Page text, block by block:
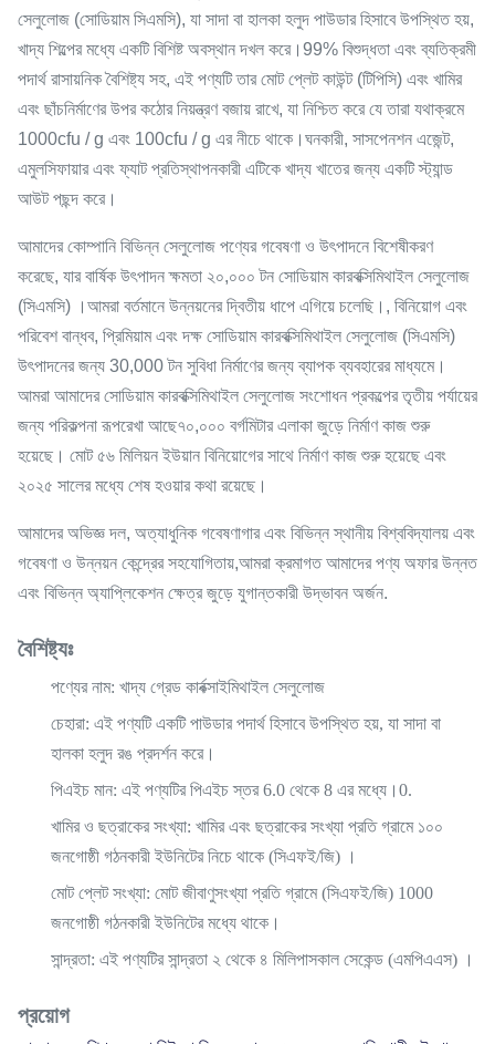
সেলুলোজ (সোডিয়াম সিএমসি), যা সাদা বা হালকা হলুদ পাউডার হিসাবে উপস্থিত হয়,
খাদ্য শিল্পের মধ্যে একটি বিশিষ্ট অবস্থান দখল করে।99% বিশুদ্ধতা এবং ব্যতিক্রমী
পদার্থ রাসায়নিক বৈশিষ্ট্য সহ, এই পণ্যটি তার মোট প্লেট কাউন্ট (টিপিসি) এবং খামির
এবং ছাঁচনির্মাণের উপর কঠোর নিয়ন্ত্রণ বজায় রাখে, যা নিশ্চিত করে যে তারা যথাক্রমে
1000cfu / g এবং 100cfu / g এর নীচে থাকে।ঘনকারী, সাসপেনশন এজেন্ট,
এমুলসিফায়ার এবং ফ্যাট প্রতিস্থাপনকারী এটিকে খাদ্য খাতের জন্য একটি স্ট্যান্ড
আউট পছন্দ করে।
আমাদের কোম্পানি বিভিন্ন সেলুলোজ পণ্যের গবেষণা ও উৎপাদনে বিশেষীকরণ
করেছে, যার বার্ষিক উৎপাদন ক্ষমতা ২০,০০০ টন সোডিয়াম কারবক্সিমিথাইল সেলুলোজ
(সিএমসি) ।আমরা বর্তমানে উন্নয়নের দ্বিতীয় ধাপে এগিয়ে চলেছি।, বিনিয়োগ এবং
পরিবেশ বান্ধব, প্রিমিয়াম এবং দক্ষ সোডিয়াম কারবক্সিমিথাইল সেলুলোজ (সিএমসি)
উৎপাদনের জন্য 30,000 টন সুবিধা নির্মাণের জন্য ব্যাপক ব্যবহারের মাধ্যমে।
আমরা আমাদের সোডিয়াম কারবক্সিমিথাইল সেলুলোজ সংশোধন প্রকল্পের তৃতীয় পর্যায়ের
জন্য পরিকল্পনা রূপরেখা আছে৭০,০০০ বর্গমিটার এলাকা জুড়ে নির্মাণ কাজ শুরু
হয়েছে। মোট ৫৬ মিলিয়ন ইউয়ান বিনিয়োগের সাথে নির্মাণ কাজ শুরু হয়েছে এবং
২০২৫ সালের মধ্যে শেষ হওয়ার কথা রয়েছে।
আমাদের অভিজ্ঞ দল, অত্যাধুনিক গবেষণাগার এবং বিভিন্ন স্থানীয় বিশ্ববিদ্যালয় এবং
গবেষণা ও উন্নয়ন কেন্দ্রের সহযোগিতায়,আমরা ক্রমাগত আমাদের পণ্য অফার উন্নত
এবং বিভিন্ন অ্যাপ্লিকেশন ক্ষেত্র জুড়ে যুগান্তকারী উদ্ভাবন অর্জন.
বৈশিষ্ট্যঃ
পণ্যের নাম: খাদ্য গ্রেড কার্বক্সাইমিথাইল সেলুলোজ
চেহারা: এই পণ্যটি একটি পাউডার পদার্থ হিসাবে উপস্থিত হয়, যা সাদা বা
হালকা হলুদ রঙ প্রদর্শন করে।
পিএইচ মান: এই পণ্যটির পিএইচ স্তর 6.0 থেকে 8 এর মধ্যে।0.
খামির ও ছত্রাকের সংখ্যা: খামির এবং ছত্রাকের সংখ্যা প্রতি গ্রামে ১০০
জনগোষ্ঠী গঠনকারী ইউনিটের নিচে থাকে (সিএফই/জি) ।
মোট প্লেট সংখ্যা: মোট জীবাণুসংখ্যা প্রতি গ্রামে (সিএফই/জি) 1000
জনগোষ্ঠী গঠনকারী ইউনিটের মধ্যে থাকে।
সান্দ্রতা: এই পণ্যটির সান্দ্রতা ২ থেকে ৪ মিলিপাসকাল সেকেন্ড (এমপিএএস) ।
প্রয়োগ